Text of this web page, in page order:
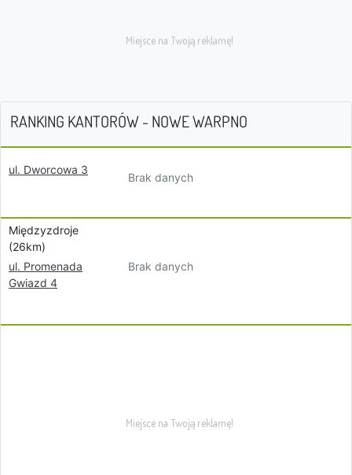
RANKING KANTORÓW - NOWE WARPNO
ul. Dworcowa 3
Brak danych
Międzyzdroje
(26km)
ul. Promenada
Gwiazd 4
Brak danych